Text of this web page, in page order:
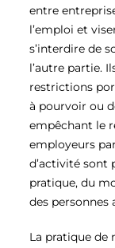
entre
l’emploi et
s’interdire de
l’autre partie.
restrictions
à pourvoir ou
empêchant le
employeurs
d’activité sont
pratique, du
des personnes
La pratique de